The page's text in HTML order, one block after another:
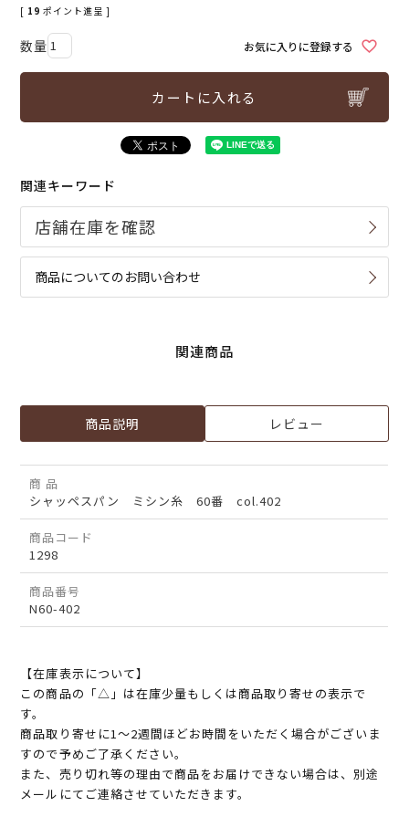
[ 19 ポイント進呈 ]
お気に入りに登録する
カートに入れる
関連キーワード
商品についてのお問い合わせ
関連商品
商品説明 レビュー
商 品
シャッペスパン ミシン糸 60番 col.402
商品コード
1298
商品番号
N60-402
【在庫表示について】
この商品の「△」は在庫少量もしくは商品取り寄せの表示で
す。
商品取り寄せに1～2週間ほどお時間をいただく場合がございま
すので予めご了承ください。
また、売り切れ等の理由で商品をお届けできない場合は、別途
メールにてご連絡させていただきます。